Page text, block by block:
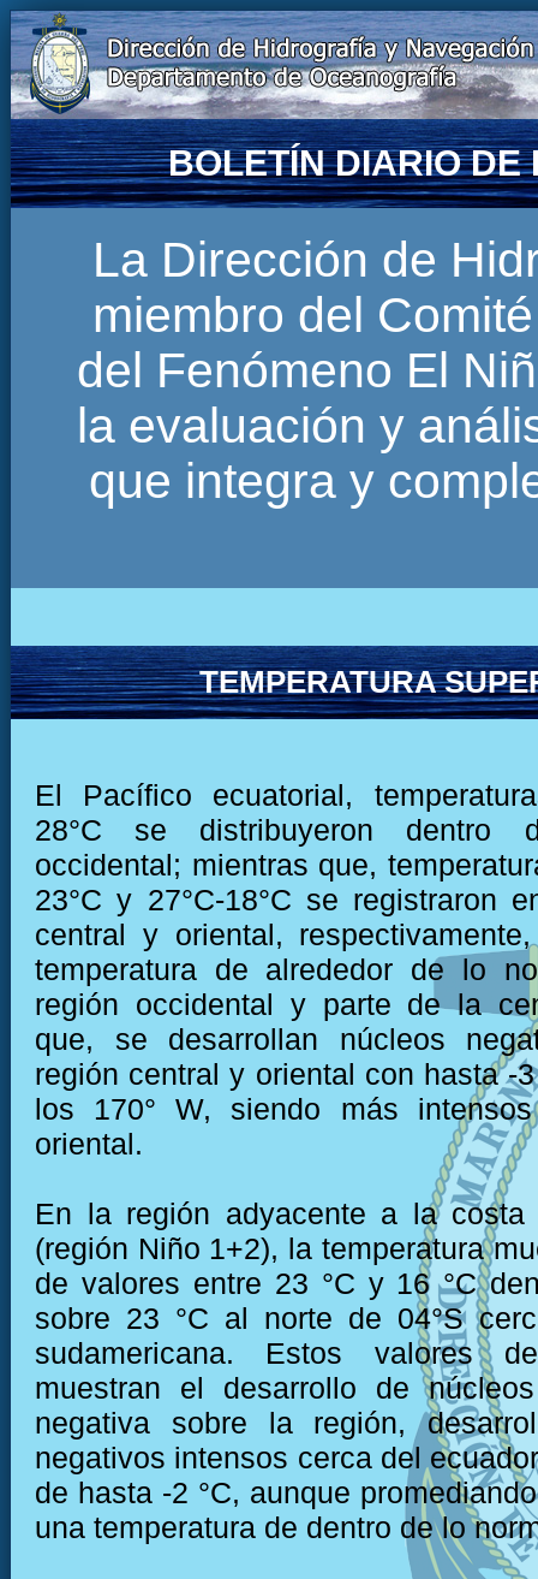
BOLETÍN DIARIO DE
La Dirección de
miembro del
del Fenómeno El
la evaluación y
que integra y
TEMPERATURA
El Pacífico ecuatorial,
28°C se distribuyeron dentro
occidental; mientras que,
23°C y 27°C-18°C se registraron
central y oriental,
temperatura de alrededor de lo
región occidental y parte de la
que, se desarrollan núcleos
región central y oriental con hasta -
los 170° W, siendo más
oriental.
En la región adyacente a la costa
(región Niño 1+2), la temperatura
de valores entre 23 °C y 16 °C
sobre 23 °C al norte de 04°S
sudamericana. Estos valores
muestran el desarrollo de
negativa sobre la región,
negativos intensos cerca del
de hasta -2 °C, aunque
una temperatura de dentro de lo